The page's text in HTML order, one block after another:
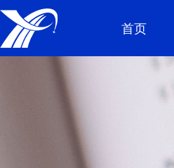
首页